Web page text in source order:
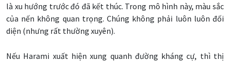
là xu hướng trước đó đã kết thúc. Trong mô hình này, màu sắc
của nến không quan trọng. Chúng không phải luôn luôn đối
diện (nhưng rất thường xuyên).
Nếu Harami xuất hiện xung quanh đường kháng cự, thì thị